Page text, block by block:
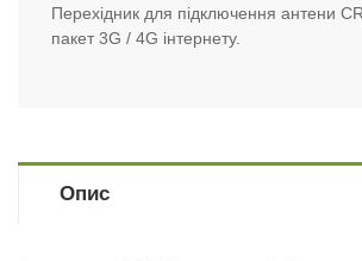
Перехідник для підключення антени
пакет 3G / 4G інтернету.
Опис